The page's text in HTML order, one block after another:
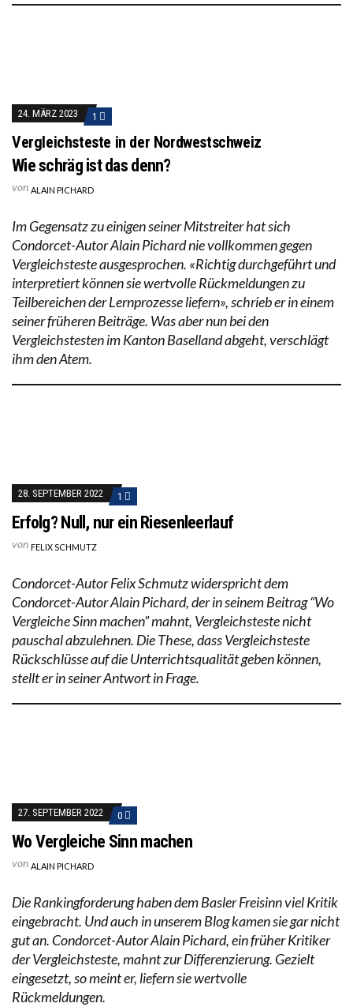
24. MÄRZ 2023 1
Vergleichsteste in der Nordwestschweiz
Wie schräg ist das denn?
von ALAIN PICHARD
Im Gegensatz zu einigen seiner Mitstreiter hat sich
Condorcet-Autor Alain Pichard nie vollkommen gegen
Vergleichsteste ausgesprochen. «Richtig durchgeführt und
interpretiert können sie wertvolle Rückmeldungen zu
Teilbereichen der Lernprozesse liefern», schrieb er in einem
seiner früheren Beiträge. Was aber nun bei den
Vergleichstesten im Kanton Baselland abgeht, verschlägt
ihm den Atem.
28. SEPTEMBER 2022 1
Erfolg? Null, nur ein Riesenleerlauf
von FELIX SCHMUTZ
Condorcet-Autor Felix Schmutz widerspricht dem
Condorcet-Autor Alain Pichard, der in seinem Beitrag “Wo
Vergleiche Sinn machen” mahnt, Vergleichsteste nicht
pauschal abzulehnen. Die These, dass Vergleichsteste
Rückschlüsse auf die Unterrichtsqualität geben können,
stellt er in seiner Antwort in Frage.
27. SEPTEMBER 2022 0
Wo Vergleiche Sinn machen
von ALAIN PICHARD
Die Rankingforderung haben dem Basler Freisinn viel Kritik
eingebracht. Und auch in unserem Blog kamen sie gar nicht
gut an. Condorcet-Autor Alain Pichard, ein früher Kritiker
der Vergleichsteste, mahnt zur Differenzierung. Gezielt
eingesetzt, so meint er, liefern sie wertvolle
Rückmeldungen.